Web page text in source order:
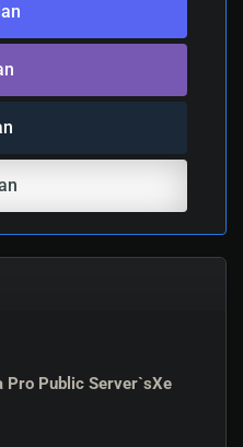
Pro Public Server`sXe